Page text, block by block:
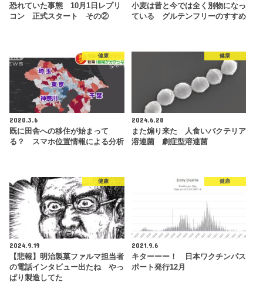
恐れていた事態 10月1日レプリ
コン 正式スタート その②
小麦は昔と今では全く別物になっ
ている グルテンフリーのすすめ
健康
2020.3.6
既に田舎への移住が始まって
る？ スマホ位置情報による分析
健康
2024.6.28
また煽り来た 人食いバクテリア
溶連菌 劇症型溶連菌
健康
2024.9.19
【悲報】明治製菓ファルマ担当者
の電話インタビュー出たね やっ
ぱり製造してた
健康
2021.9.6
キターーー！ 日本ワクチンパス
ポート発行12月